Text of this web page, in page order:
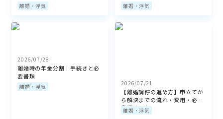
離婚・浮気 離婚・浮気
2026/07/28
離婚時の年金分割｜手続きと必
要書類
離婚・浮気 2026/07/21
【離婚調停の進め方】申立てか
ら解決までの流れ・費用・必要
書類リスト
離婚・浮気